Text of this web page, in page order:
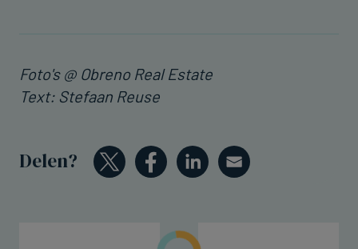
Foto's @ Obreno Real Estate
Text: Stefaan Reuse
Delen?